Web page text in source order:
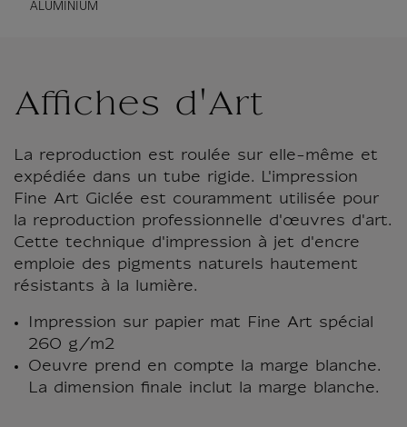
ALUMINIUM
Affiches d'Art
La reproduction est roulée sur elle-même et
expédiée dans un tube rigide. L'impression
Fine Art Giclée est couramment utilisée pour
la reproduction professionnelle d'œuvres d'art.
Cette technique d'impression à jet d'encre
emploie des pigments naturels hautement
résistants à la lumière.
Impression sur papier mat Fine Art spécial
260 g/m2
Oeuvre prend en compte la marge blanche.
La dimension finale inclut la marge blanche.